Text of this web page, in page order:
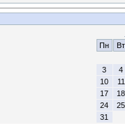
Пн
Вт
3
4
10
11
17
18
24
25
31